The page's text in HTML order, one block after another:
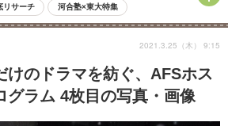
リサーチ 河合塾×東大特集
受験 中学受験 小学校受験
国公立高校 過去問 人気記事
自由研究教材（中学生向け） ランキング
けのドラマを紡ぐ、AFSホス
グラム 4枚目の写真・画像
2021.3.25（木） 9:15